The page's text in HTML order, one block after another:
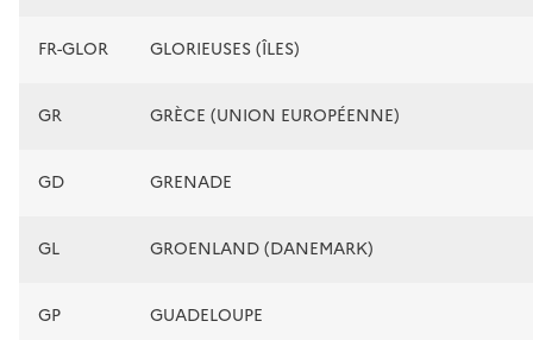
FR-GLOR GLORIEUSES (ÎLES)
GR GRÈCE (UNION EUROPÉENNE)
GD GRENADE
GL GROENLAND (DANEMARK)
GP GUADELOUPE